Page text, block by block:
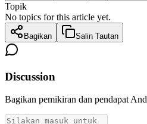
Topik
No topics for this article yet.
Bagikan Salin Tautan
Discussion
Bagikan pemikiran dan pendapat